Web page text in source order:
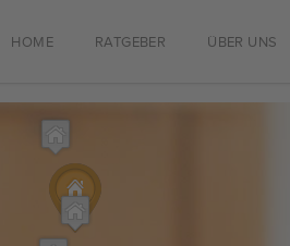
HOME RATGEBER ÜBER UNS